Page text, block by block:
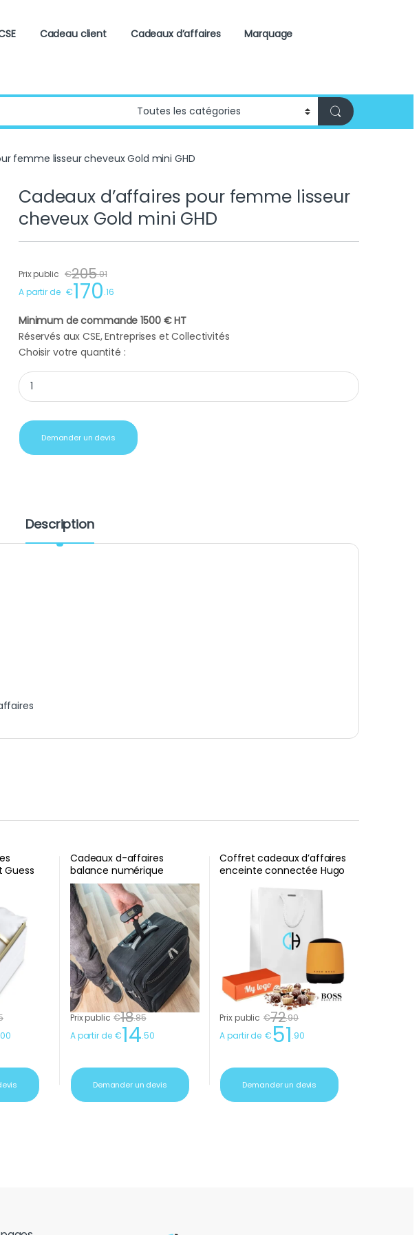
Cadeau client Cadeaux d’affaires Marquage
femme lisseur cheveux Gold mini GHD
Cadeaux d’affaires pour femme lisseur
cheveux Gold mini GHD
Prix public €205.01
A partir de €170.16
Minimum de commande 1500 € HT
Réservés aux CSE, Entreprises et Collectivités
Choisir votre quantité :
Cadeaux d'affaires pour femme lisseur cheveux Gold mini GHD quantity
Demander un devis
Description
00
Cadeaux d-affaires
balance numérique
précision
Prix public €18.85
A partir de €14.50
Demander un devis
Coffret cadeaux d’affaires
enceinte connectée Hugo
Prix public €72.90
A partir de €51.90
Demander un devis